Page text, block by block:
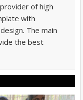
of high
with
The main
the best